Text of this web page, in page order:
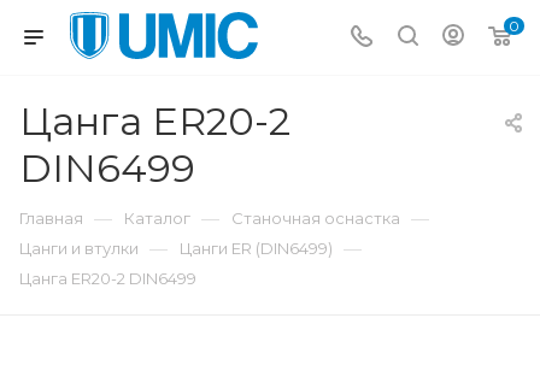
0
Цанга ER20-2
DIN6499
Главная — Каталог — Станочная оснастка —
Цанги и втулки — Цанги ER (DIN6499) —
Цанга ER20-2 DIN6499